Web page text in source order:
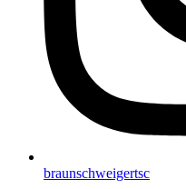
braunschweigertsc